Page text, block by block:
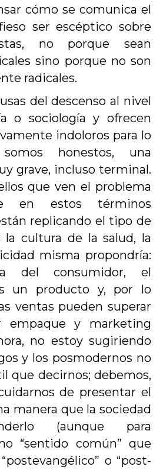
cómo se comunica el
ser escéptico sobre
no porque sean
sino porque no son
radicales.
del descenso al nivel
o sociología y ofrecen
indoloros para lo
honestos, una
grave, incluso terminal.
que ven el problema
en estos términos
replicando el tipo de
la cultura de la salud, la
misma propondría:
del consumidor, el
un producto y, por lo
ventas pueden superar
empaque y marketing
no estoy sugiriendo
y los posmodernos no
que decirnos; debemos,
de presentar el
manera que la sociedad
(aunque para
“sentido común” que
o “post-